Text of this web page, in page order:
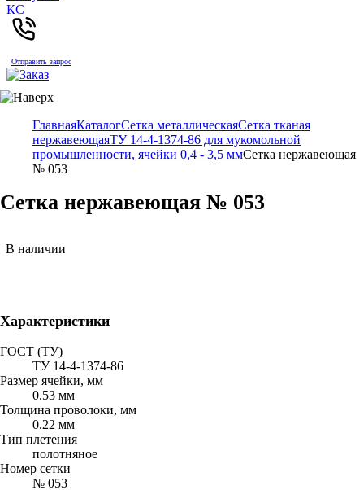
Отправить запрос
ГлавнаяКаталогСетка металлическаяСетка тканая
нержавеющаяТУ 14-4-1374-86 для мукомольной
промышленности, ячейки 0,4 - 3,5 ммСетка нержавеющая
№ 053
Сетка нержавеющая № 053
В наличии
Характеристики
ГОСТ (ТУ)
ТУ 14-4-1374-86
Размер ячейки, мм
0.53 мм
Толщина проволоки, мм
0.22 мм
Тип плетения
полотняное
Номер сетки
№ 053